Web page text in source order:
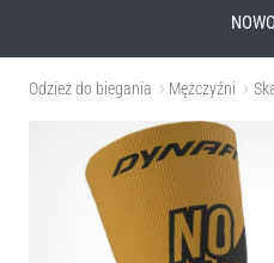
Odzież do biegania Mężczyźni